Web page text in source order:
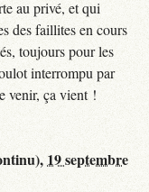
au privé, et qui
des faillites en cours
toujours pour les
interrompu par
venir, ça vient !
19 septembre